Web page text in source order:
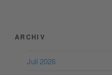
ARCHIV
Juli 2026